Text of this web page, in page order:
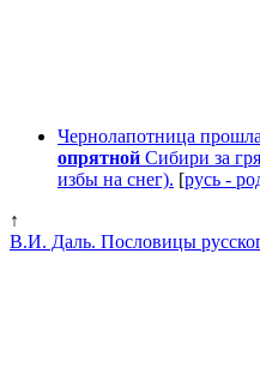
Чернолапотница
опрятной Сибири за
избы на снег). [русь -
↑
В.И. Даль. Пословицы